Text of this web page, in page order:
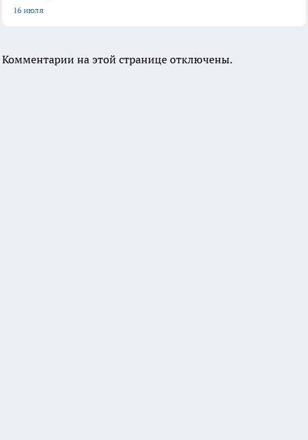
16 июля
Комментарии на этой странице отключены.